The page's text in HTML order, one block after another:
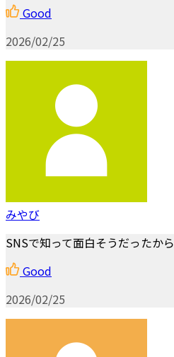
Good
2026/02/25
みやび
SNSで知って面白そうだったから
Good
2026/02/25